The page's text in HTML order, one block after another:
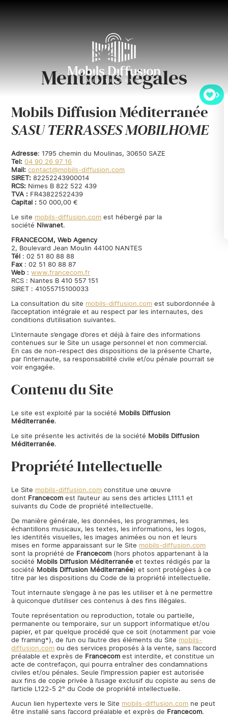
Mentions légales
Mobils Diffusion Méditerranée
SASU TERRASSES MOBILHOME
Adresse:1795 chemin du Moulinas, 30650 SAZE
Tel: 04 90 26 97 16
Mail: contact@mobils-diffusion.com
SIRET: 82252243900014
RCS: Nimes B 822 522 439
TVA : FR43822522439
Capital : 50 000,00 €
Le site mobils-diffusion.com est hébergé par la
société Niwanet.
FRANCECOM, Web Agency
2, Boulevard Jean Moulin 44100 NANTES
Tél : 02 51 80 88 88
Fax : 02 51 80 88 87
Web :www.francecom.fr
RCS : Nantes B 410 557 151
SIRET : 41055715100033
La consultation du site mobils-diffusion.com est subordonnée à
l’acceptation intégrale et au respect par les internautes, des
conditions d’utilisation suivantes.
L’internaute s’engage d’ores et déjà à faire des informations
contenues sur le Site un usage personnel et non commercial.
En cas de non-respect des dispositions de la présente Charte,
par l’internaute, sa responsabilité civile et/ou pénale pourrait se
voir engagée.
Contenu du Site
Le site est exploité par la société Mobils Diffusion
Méditerranée.
Le site présente les activités de la société Mobils Diffusion
Méditerranée.
Propriété Intellectuelle
Le Site mobils-diffusion.com constitue une œuvre
dont Francecom est l’auteur au sens des articles L111.1 et
suivants du Code de propriété intellectuelle.
De manière générale, les données, les programmes, les
échantillons musicaux, les textes, les informations, les logos,
les identités visuelles, les images animées ou non et leurs
mises en forme apparaissant sur le Site mobils-diffusion.com
sont la propriété de Francecom (hors photos appartenant à la
société Mobils Diffusion Méditerranée et textes rédigés par la
société Mobils Diffusion Méditerranée) et sont protégées à ce
titre par les dispositions du Code de la propriété intellectuelle.
Tout internaute s’engage à ne pas les utiliser et à ne permettre
à quiconque d’utiliser ces contenus à des fins illégales.
Toute représentation ou reproduction, totale ou partielle,
permanente ou temporaire, sur un support informatique et/ou
papier, et par quelque procédé que ce soit (notamment par voie
de framing*), de l’un ou l’autre des éléments du Site mobils-
diffusion.com ou des services proposés à la vente, sans l’accord
préalable et exprès de Francecom est interdite, et constitue un
acte de contrefaçon, qui pourra entraîner des condamnations
civiles et/ou pénales. Seule l’impression papier est autorisée
aux fins de copie privée à l’usage exclusif du copiste au sens de
l’article L122-5 2° du Code de propriété intellectuelle.
Aucun lien hypertexte vers le Site mobils-diffusion.com ne peut
être installé sans l’accord préalable et exprès de Francecom.